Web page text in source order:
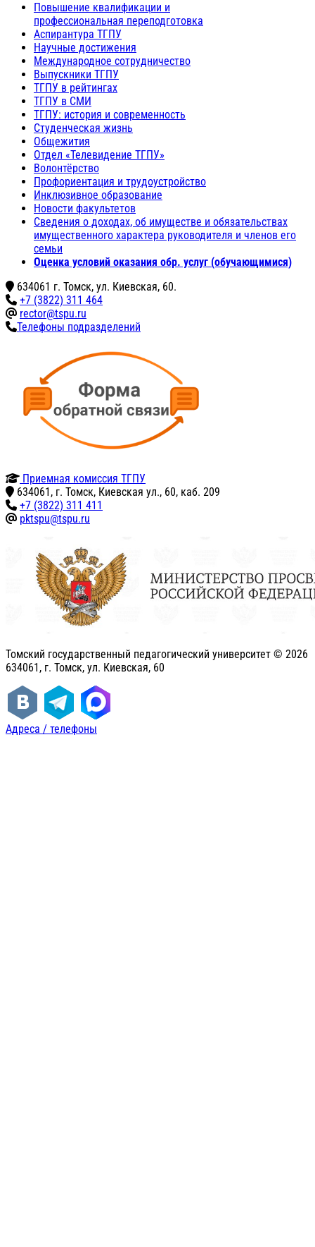
Повышение квалификации и
профессиональная переподготовка
Аспирантура ТГПУ
Научные достижения
Международное сотрудничество
Выпускники ТГПУ
ТГПУ в рейтингах
ТГПУ в СМИ
ТГПУ: история и современность
Студенческая жизнь
Общежития
Отдел «Телевидение ТГПУ»
Волонтёрство
Профориентация и трудоустройство
Инклюзивное образование
Новости факультетов
Сведения о доходах, об имуществе и обязательствах
имущественного характера руководителя и членов его
семьи
Оценка условий оказания обр. услуг (обучающимися)
634061 г. Томск, ул. Киевская, 60.
+7 (3822) 311 464
rector@tspu.ru
Телефоны подразделений
Приемная комиссия ТГПУ
634061, г. Томск, Киевская ул., 60, каб. 209
+7 (3822) 311 411
pktspu@tspu.ru
Томский государственный педагогический университет © 2026
634061, г. Томск, ул. Киевская, 60
Адреса / телефоны